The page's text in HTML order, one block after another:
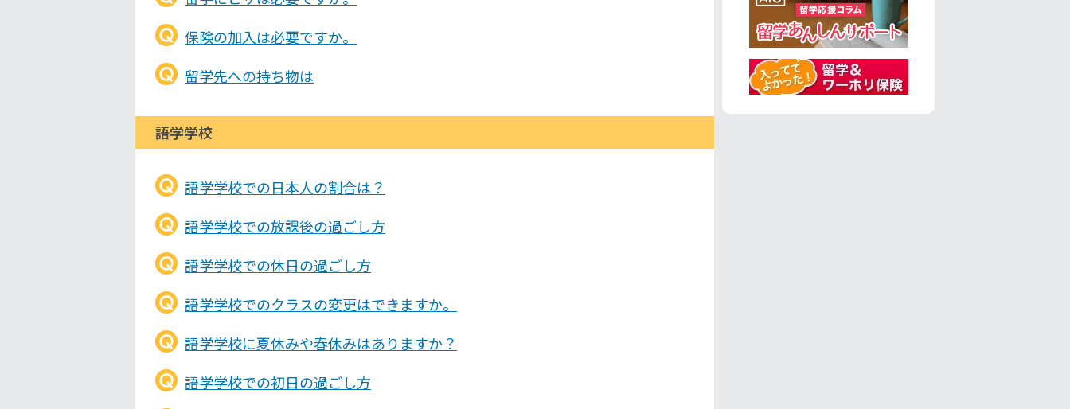
保険の加入は必要ですか。
留学先への持ち物は
語学学校
語学学校での日本人の割合は？
語学学校での放課後の過ごし方
語学学校での休日の過ごし方
語学学校でのクラスの変更はできますか。
語学学校に夏休みや春休みはありますか？
語学学校での初日の過ごし方